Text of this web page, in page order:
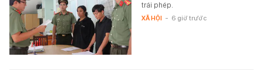
trái phép.
XÃ HỘI - 6 giờ trước